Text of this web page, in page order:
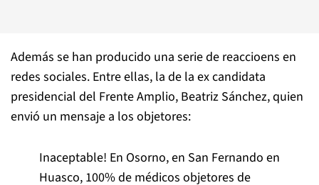
Además se han producido una serie de reaccioens en
redes sociales. Entre ellas, la de la ex candidata
presidencial del Frente Amplio, Beatriz Sánchez, quien
envió un mensaje a los objetores:
Inaceptable! En Osorno, en San Fernando en
Huasco, 100% de médicos objetores de